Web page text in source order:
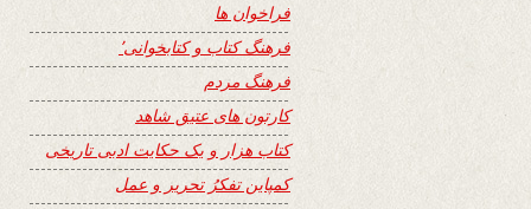
فراخوان ها
فرهنگ کتاب و کتابخوانی٬
فرهنگ مردم
کارتون های عتیق شاهد
کتاب هزار و یک حکایت ادبی تاریخی
کمپاین تفکرُ تحریر و عمل